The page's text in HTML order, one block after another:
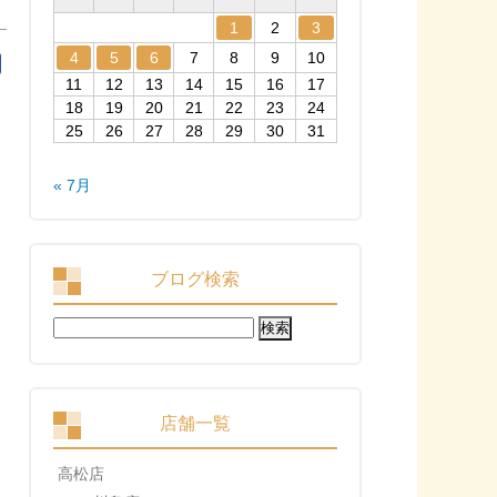
1 2
3
4
5 6 7 8 9
10
11
12 13 14 15 16
17
18
19 20 21 22 23
24
25
26 27 28 29 30 31
« 7月
ブログ検索
検
索:
店舗一覧
高松店